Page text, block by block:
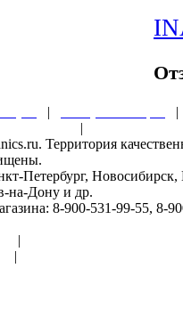
|
|
Территория
Петербург,
на-Дону и др.
8-900-531-99-55, 8-
|
|